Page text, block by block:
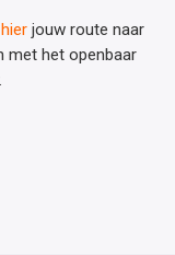
hier jouw route naar
met het openbaar